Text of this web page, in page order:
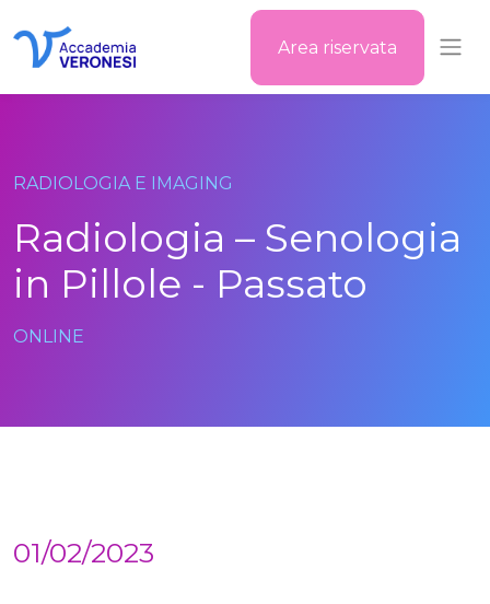
Area riservata
RADIOLOGIA E IMAGING
Radiologia – Senologia
in Pillole - Passato
ONLINE
01/02/2023